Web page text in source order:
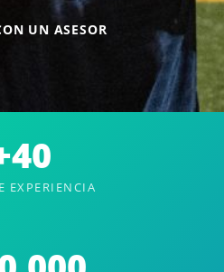
UN ASESOR
EXPERIENCIA